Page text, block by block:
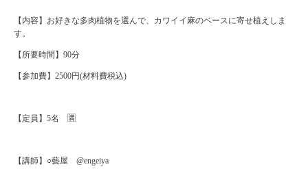
【内容】お好きな多肉植物を選んで、カワイイ麻のベースに寄せ植えしま
す。
【所要時間】90分
【参加費】2500円(材料費税込)
【定員】5名 🈵
【講師】○藝屋 @engeiya